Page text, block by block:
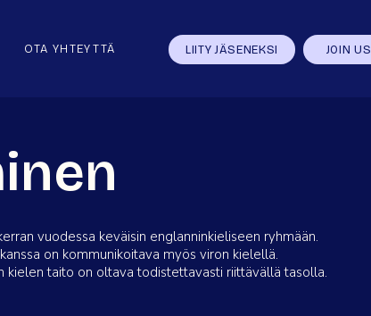
OTA YHTEYTTÄ LIITY JÄSENEKSI JOIN US
vuodessa keväisin englanninkieliseen ryhmään.
on kommunikoitava myös viron kielellä.
kielen taito on oltava todistettavasti riittävällä tasolla.